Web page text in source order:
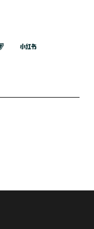
飞猪 小红书